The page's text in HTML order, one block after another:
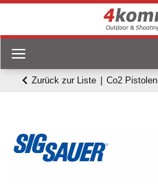
Zurück zur Liste Co2 Pistolen